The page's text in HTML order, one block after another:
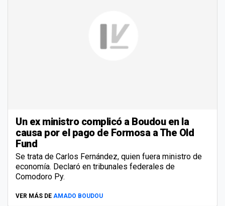
Un ex ministro complicó a Boudou en la
causa por el pago de Formosa a The Old
Fund
Se trata de Carlos Fernández, quien fuera ministro de
economía. Declaró en tribunales federales de
Comodoro Py.
VER MÁS DE AMADO BOUDOU